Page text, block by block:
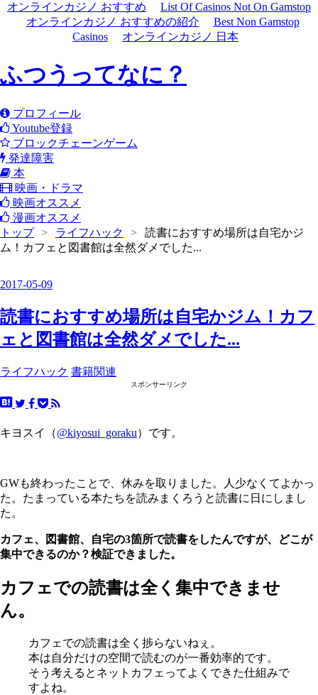
オンラインカジノ おすすめ
List Of Casinos Not On Gamstop
オンラインカジノ おすすめの紹介
Best Non Gamstop
Casinos
オンラインカジノ 日本
ふつうってなに？
プロフィール
Youtube登録
ブロックチェーンゲーム
発達障害
本
映画・ドラマ
映画オススメ
漫画オススメ
トップ
> ライフハック >
読書におすすめ場所は自宅かジ
ム！カフェと図書館は全然ダメでした...
2017-05-09
読書におすすめ場所は自宅かジム！カフ
ェと図書館は全然ダメでした...
ライフハック 書籍関連
スポンサーリンク
キヨスイ（@kiyosui_goraku）です。
GWも終わったことで、休みを取りました。人少なくてよかっ
た。たまっている本たちを読みまくろうと読書に日にしまし
た。
カフェ、図書館、自宅の3箇所で読書をしたんですが、どこが
集中できるのか？検証できました。
カフェでの読書は全く集中できませ
ん。
カフェでの読書は全く捗らないねぇ。
本は自分だけの空間で読むのが一番効率的です。
そう考えるとネットカフェってよくできた仕組みで
すよね。